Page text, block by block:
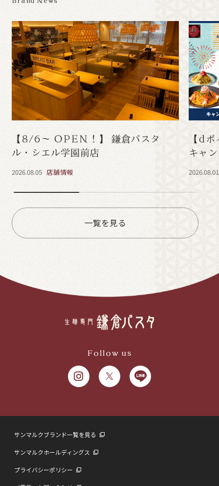
【8/6～ OPEN！】 鎌倉パスタ
ル・シエル学園前店
2026.08.05 店舗情報
【d
キャ
2026.08.01
一覧を見る
Follow us
サンマルクブランド一覧を見る
サンマルクホールディングス
プライバシーポリシー